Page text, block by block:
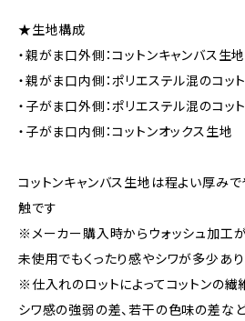
★生地構成
・親がま口外側：コットンキャンバス
・親がま口内側：ポリエステル混のコ
・子がま口外側：ポリエステル混のコ
・子がま口内側：コットンオックス生
コットンキャンバス生地は程よい厚み
触です
※メーカー購入時からウォッシュ加工
未使用でもくったり感やシワが多少あ
※仕入れのロットによってコットンの繊
シワ感の強弱の差、若干の色味の差な